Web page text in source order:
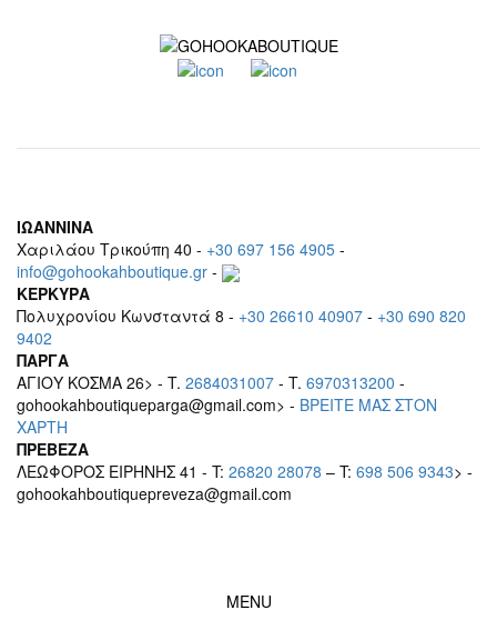
ΙΩΑΝΝΙΝΑ
Χαριλάου Τρικούπη 40 - +30 697 156 4905 -
info@gohookahboutique.gr -
ΚΕΡΚΥΡΑ
Πολυχρονίου Κωνσταντά 8 - +30 26610 40907 - +30 690 820
9402
ΠΑΡΓΑ
ΑΓΙΟΥ ΚΟΣΜΑ 26> - T. 2684031007 - T. 6970313200 -
gohookahboutiqueparga@gmail.com> - BΡEITE MAΣ ΣΤΟΝ
ΧΑΡΤΗ
ΠΡΕΒΕΖΑ
ΛΕΩΦΟΡΟΣ ΕΙΡΗΝΗΣ 41 - T: 26820 28078 – T: 698 506 9343> -
gohookahboutiquepreveza@gmail.com
MENU